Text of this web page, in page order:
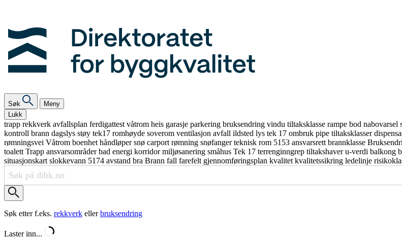
Søk
Meny
Lukk
trapp rekkverk avfallsplan ferdigattest våtrom heis garasje parkering bruksendring vindu tiltaksklasse rampe bod nabovarsel
kontroll brann dagslys støy tek17 romhøyde soverom ventilasjon avfall ildsted lys tek 17 ombruk pipe tiltaksklasser
rømningsvei Våtrom boenhet håndløpersnø carport rømning snøfangerteknisk rom 5153 ansvarsrett brannklasse
toalett Trapp ansvarsområderbad energi korridormiljøsanering småhus Tek 17 terrenginngrep tiltakshaveru-verdi balkong
situasjonskart slokkevann 5174 avstand bra Brann fall farefelt gjennomføringsplan kvalitet kvalitetssikring ledelinje
Søk etter f.eks. rekkverk ellerbruksendring
Laster inn...